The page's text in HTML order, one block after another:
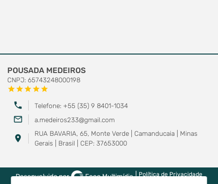
POUSADA MEDEIROS
CNPJ: 65743248000198
starstarstarstarstar
phone Telefone: +55 (35) 9 8401-1034
mail_outline a.medeiros233@gmail.com
location_on
RUA BAVARIA, 65, Monte Verde | Camanducaia | Minas
Gerais | Brasil | CEP: 37653000
Desenvolvido por Foco Multimídia Política de Privacidade